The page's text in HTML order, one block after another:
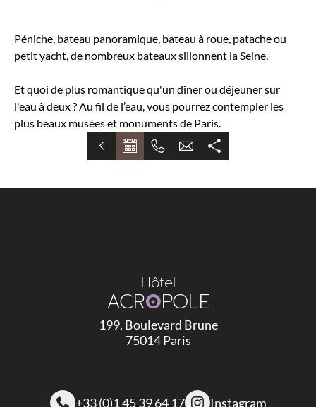
Péniche, bateau panoramique, bateau à roue, patache ou
petit yacht, de nombreux bateaux sillonnent la Seine.
Et quoi de plus romantique qu'un dîner ou déjeuner sur
l'eau à deux ? Au fil de l’eau, vous pourrez contempler les
plus beaux musées et monuments de Paris.
Hôtel
ACROPOLE
199, Boulevard Brune
75014 Paris
+33 (0)1 45 39 64 17 Instagram